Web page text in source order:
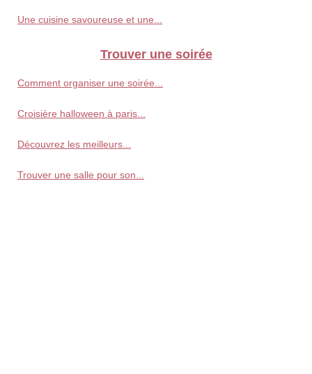
Une cuisine savoureuse et une...
Trouver une soirée
Comment organiser une soirée...
Croisière halloween à paris...
Découvrez les meilleurs...
Trouver une salle pour son...